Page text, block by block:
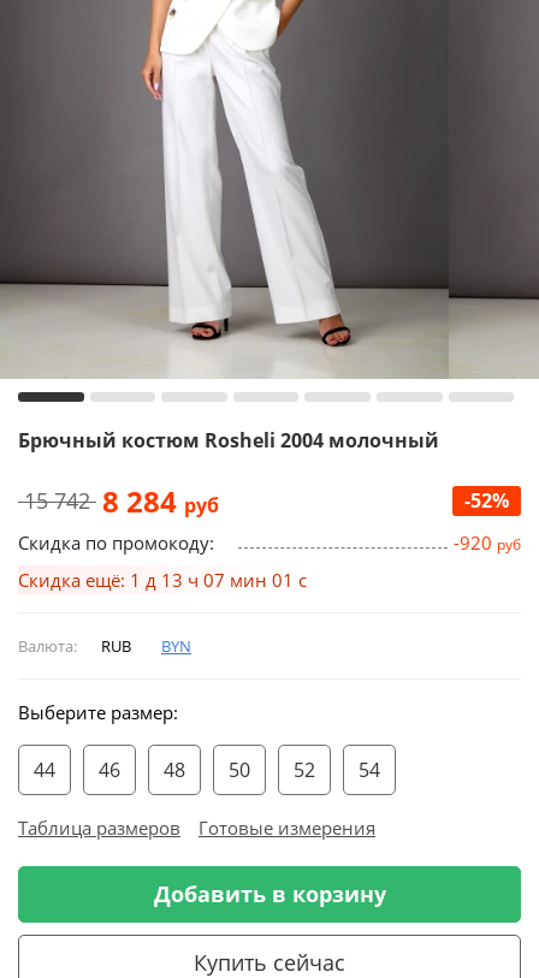
Брючный костюм Rosheli 2004 молочный
15 742 8 284 руб -52%
Скидка по промокоду: -920 руб
Скидка ещё: 1 д 13 ч 07 мин 01 с
Валюта: RUB BYN
Выберите размер:
44 46 48 50 52 54
Таблица размеров Готовые измерения
Добавить в корзину
Купить сейчас